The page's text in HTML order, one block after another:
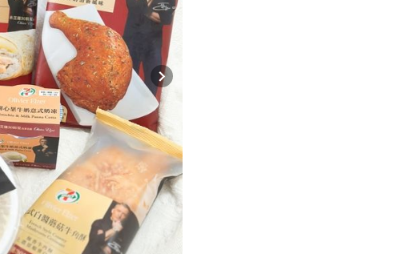
Next slide